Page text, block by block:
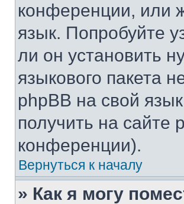
конференции, или
язык. Попробуйте
ли он установить
языкового пакета
phpBB на свой
получить на сайте
конференции).
Вернуться к началу
» Как я могу